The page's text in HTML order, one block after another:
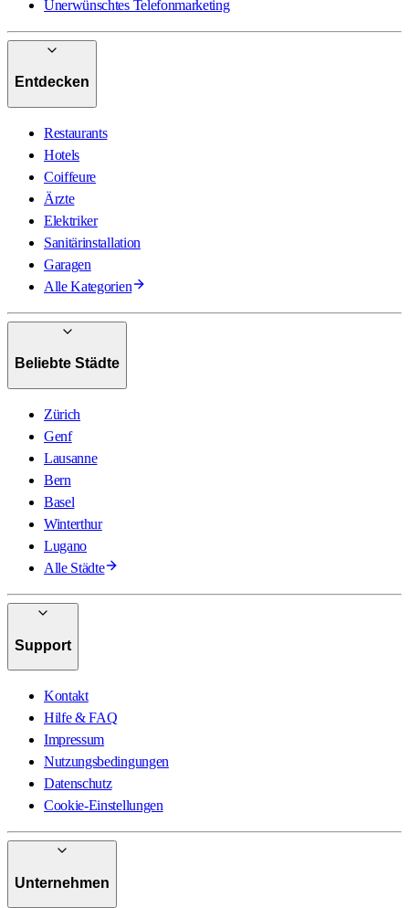
Unerwünschtes Telefonmarketing
Entdecken
Restaurants
Hotels
Coiffeure
Ärzte
Elektriker
Sanitärinstallation
Garagen
Alle Kategorien
Beliebte Städte
Zürich
Genf
Lausanne
Bern
Basel
Winterthur
Lugano
Alle Städte
Support
Kontakt
Hilfe & FAQ
Impressum
Nutzungsbedingungen
Datenschutz
Cookie-Einstellungen
Unternehmen